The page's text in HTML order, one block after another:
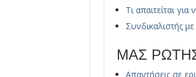
Τι απαιτείται
Συνδικαλιστής
ΜΑΣ
Απαντήσεις σε